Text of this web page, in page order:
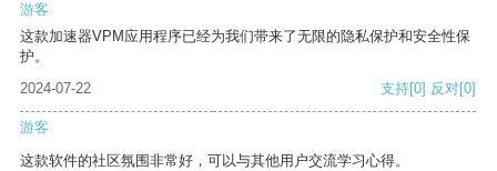
游客
这款加速器VPM应用程序已经为我们带来了无限的隐私保护和安全性保
护。
2024-07-22
支持[0] 反对[0]
游客
这款软件的社区氛围非常好，可以与其他用户交流学习心得。